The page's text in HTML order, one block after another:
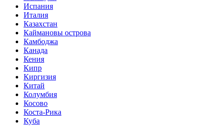
Испания
Италия
Казахстан
Каймановы острова
Камбоджа
Канада
Кения
Кипр
Киргизия
Китай
Колумбия
Косово
Коста-Рика
Куба